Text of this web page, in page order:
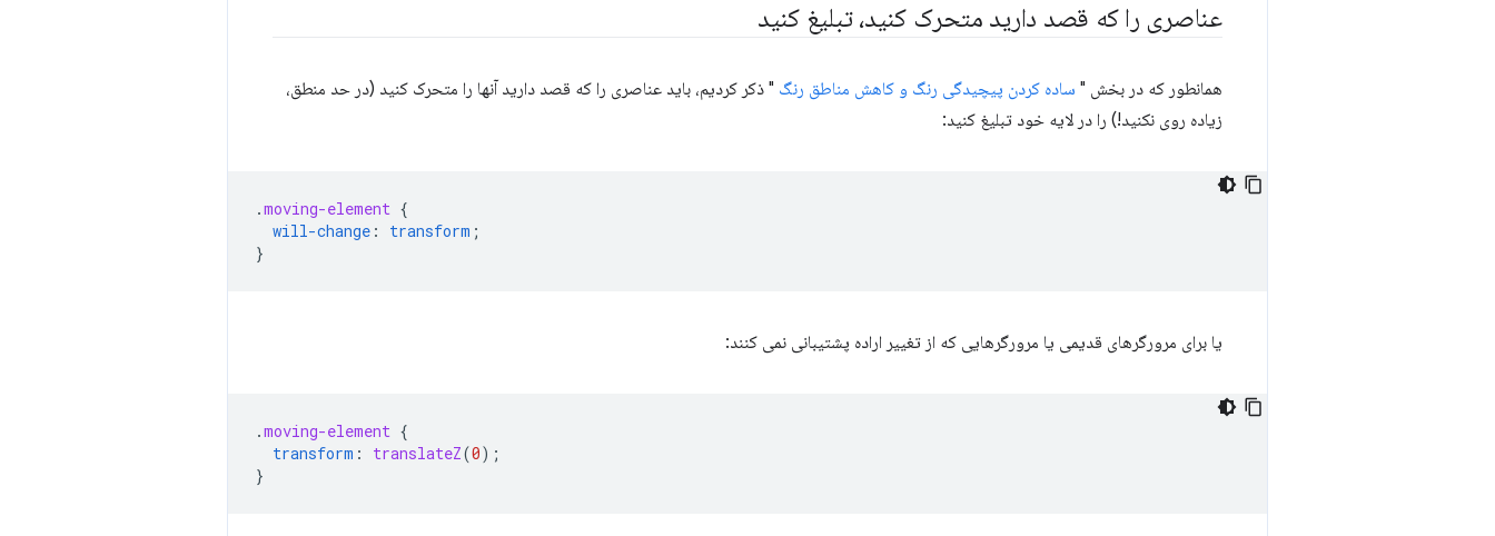
عناصری را که قصد دارید متحرک کنید، تبلیغ کنید
همانطور که در بخش " ساده کردن پیچیدگی رنگ و کاهش مناطق رنگ " ذکر کردیم، باید عناصری را که قصد دارید آنها را متحرک کنید (در حد منطق،
زیاده روی نکنید!) را در لایه خود تبلیغ کنید:
.moving-element {
will-change : transform ;
}
یا برای مرورگرهای قدیمی یا مرورگرهایی که از تغییر اراده پشتیبانی نمی کنند:
.moving-element {
transform : translateZ(0);
}